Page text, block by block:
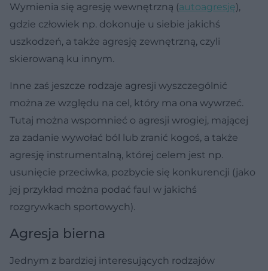
Wymienia się agresję wewnętrzną (autoagresję),
gdzie człowiek np. dokonuje u siebie jakichś
uszkodzeń, a także agresję zewnętrzną, czyli
skierowaną ku innym.
Inne zaś jeszcze rodzaje agresji wyszczególnić
można ze względu na cel, który ma ona wywrzeć.
Tutaj można wspomnieć o agresji wrogiej, mającej
za zadanie wywołać ból lub zranić kogoś, a także
agresję instrumentalną, której celem jest np.
usunięcie przeciwka, pozbycie się konkurencji (jako
jej przykład można podać faul w jakichś
rozgrywkach sportowych).
Agresja bierna
Jednym z bardziej interesujących rodzajów